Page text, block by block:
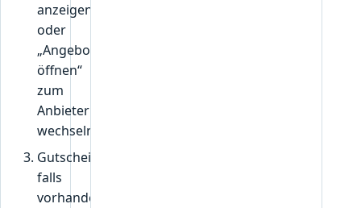
anzeigen“
oder
„Angebot
öffnen“
zum
Anbieter
wechseln.
Gutscheincode,
falls
vorhanden,